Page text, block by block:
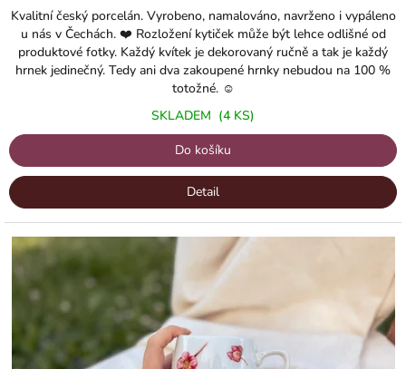
Kvalitní český porcelán. Vyrobeno, namalováno, navrženo i vypáleno
u nás v Čechách. ❤️ Rozložení kytiček může být lehce odlišné od
produktové fotky. Každý kvítek je dekorovaný ručně a tak je každý
hrnek jedinečný. Tedy ani dva zakoupené hrnky nebudou na 100 %
totožné. ☺️
SKLADEM (4 KS)
Do košíku
Detail